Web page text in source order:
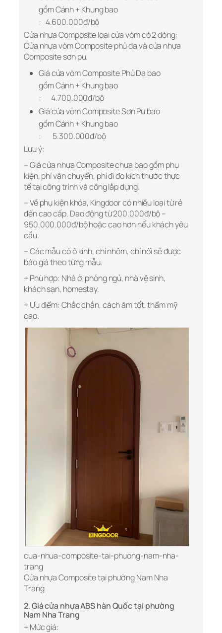
gồm Cánh + Khung bao
: 4.600.000đ/bộ
Cửa nhựa Composite loại cửa vòm có 2 dòng:
Cửa nhựa vòm Composite phủ da và cửa nhựa
Composite sơn pu.
Giá cửa vòm Composite Phủ Da bao
gồm Cánh + Khung bao
: 4.700.000đ/bộ
Giá cửa vòm Composite Sơn Pu bao
gồm Cánh + Khung bao
: 5.300.000đ/bộ
Lưu ý:
– Giá cửa nhựa Composite chưa bao gồm phụ
kiện, phí vận chuyển, phí đi đo kích thước thực
tế tại công trình và công lắp dựng.
– Về phụ kiện khóa, Kingdoor có nhiều loại từ rẻ
đến cao cấp. Dao động từ 200.000đ/bộ –
950.000.000đ/bộ hoặc cao hơn nếu khách yêu
cầu.
– Các mẫu có ô kính, chỉ nhôm, chỉ nổi sẽ được
báo giá theo từng mẫu.
+ Phù hợp: Nhà ở, phòng ngủ, nhà vệ sinh,
khách sạn, homestay.
+ Ưu điểm: Chắc chắn, cách âm tốt, thẩm mỹ
cao.
cua-nhua-composite-tai-phuong-nam-nha-
trang
Cửa nhựa Composite tại phường Nam Nha
Trang
2. Giá cửa nhựa ABS hàn Quốc tại phường
Nam Nha Trang
+ Mức giá: